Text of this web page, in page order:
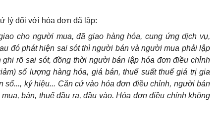
lý đối với hóa đơn đã lập:
cho người mua, đã giao hàng hóa, cung ứng dịch vụ,
đóphát hiện sai sót thì người bán và người mua phải lập
ghi rõ sai sót, đồng thời người bán lập hóa đơn điều chỉnh
số lượng hàng hóa, giá bán, thuế suất thuế giá trị gia
số..., kýhiệu... Căn cứ vào hóa đơn điều chỉnh, người bán
bán, thuế đầu ra, đầu vào. Hóa đơn điều chỉnh không